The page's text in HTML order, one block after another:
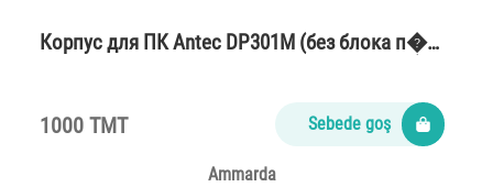
Корпус для ПК Antec DP301M (без блока п�…
1000 TMT Sebede goş
Ammarda